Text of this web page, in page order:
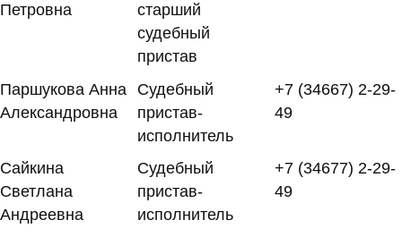
Петровна
старший
судебный
пристав
Паршукова Анна
Александровна
Судебный
пристав-
исполнитель
+7 (34667) 2-29-
49
Сайкина
Светлана
Андреевна
Судебный
пристав-
исполнитель
+7 (34677) 2-29-
49